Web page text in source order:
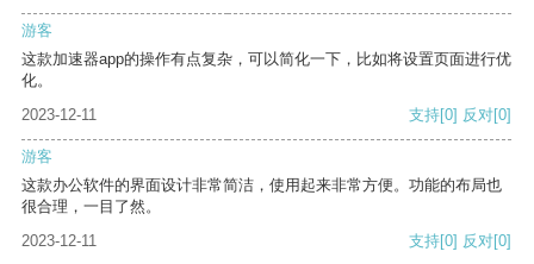
游客
这款加速器app的操作有点复杂，可以简化一下，比如将设置页面进行优
化。
2023-12-11
支持[0] 反对[0]
游客
这款办公软件的界面设计非常简洁，使用起来非常方便。功能的布局也
很合理，一目了然。
2023-12-11
支持[0] 反对[0]